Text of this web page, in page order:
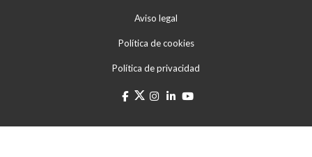
Aviso legal
Política de cookies
Política de privacidad